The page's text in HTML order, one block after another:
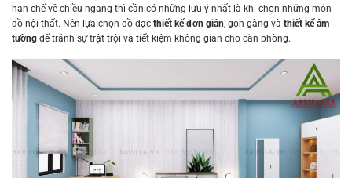
hạn chế về chiều ngang thì cần có những lưu ý nhất là khi chọn những món
đồ nội thất. Nên lựa chọn đồ đạc thiết kế đơn giản , gọn gàng và thiết kế âm
tường để tránh sự trật trội và tiết kiệm không gian cho căn phòng.